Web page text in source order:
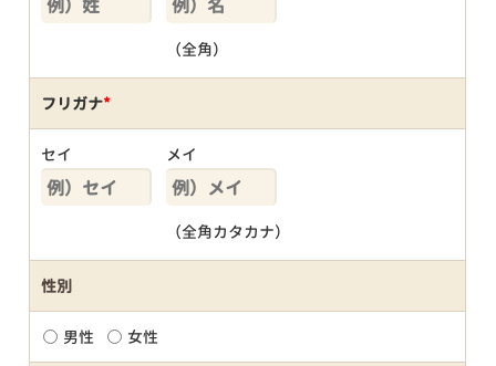
（全角）
フリガナ*
セイ メイ
（全角カタカナ）
性別
男性 女性